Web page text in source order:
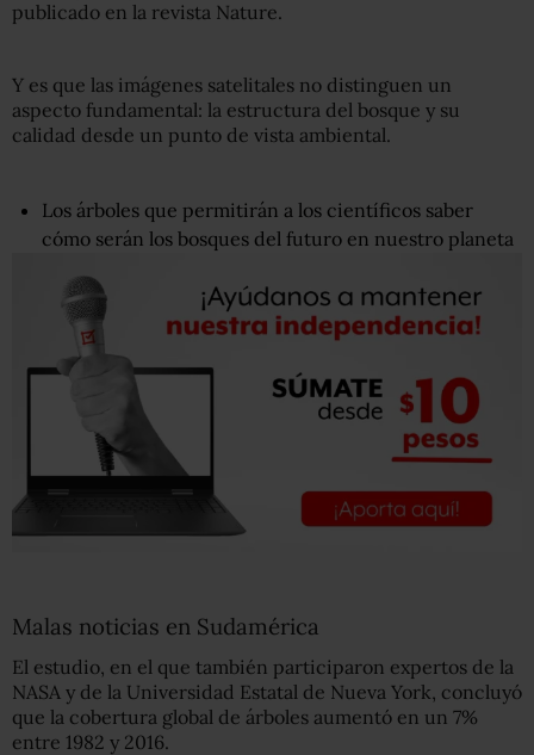
publicado en la revista Nature.
Y es que las imágenes satelitales no distinguen un
aspecto fundamental: la estructura del bosque y su
calidad desde un punto de vista ambiental.
Los árboles que permitirán a los científicos saber
cómo serán los bosques del futuro en nuestro planeta
Malas noticias en Sudamérica
El estudio, en el que también participaron expertos de la
NASA y de la Universidad Estatal de Nueva York, concluyó
que la cobertura global de árboles aumentó en un 7%
entre 1982 y 2016.